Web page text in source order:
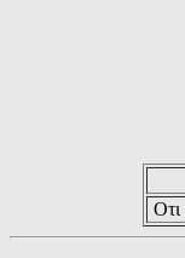
Οτι